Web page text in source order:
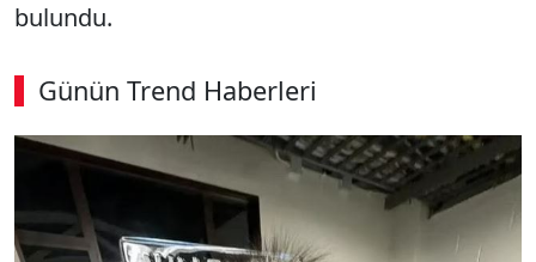
bulundu.
Günün Trend Haberleri
00:03 / 09:15
Sesi Aç